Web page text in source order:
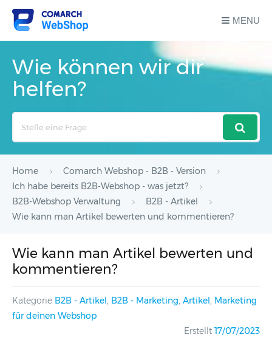
MENU
Wie können wir dir
helfen?
Home
Comarch Webshop - B2B - Version
Ich habe bereits B2B-Webshop - was jetzt?
B2B-Webshop Verwaltung
B2B - Artikel
Wie kann man Artikel bewerten und kommentieren?
Wie kann man Artikel bewerten und
kommentieren?
Kategorie B2B - Artikel, B2B - Marketing, Artikel, Marketing
für deinen Webshop
Erstellt 17/07/2023